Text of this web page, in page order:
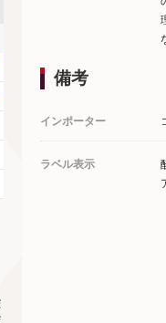
備考
インポーター
ラベル表示